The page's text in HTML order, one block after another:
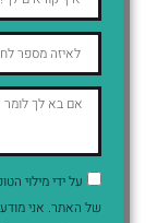
על ידי מילוי
של האתר. אני מודע